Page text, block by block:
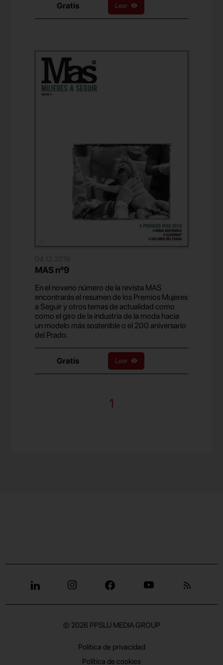
Gratis Leer
04.12.2019
MAS nº9
En el noveno número de la revista MAS
encontrarás el resumen de los Premios Mujeres
a Seguir y otros temas de actualidad como
como el giro de la industria de la moda hacia
un modelo más sostenible o el 200 aniversario
del Prado.
Gratis Leer
1
© 2026 PPSLU MEDIA GROUP
Política de privacidad
Política de cookies